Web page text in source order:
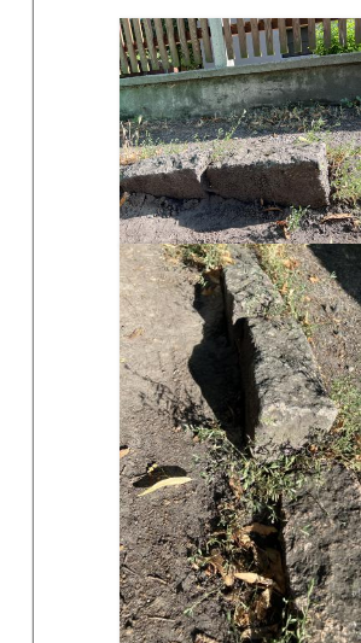
Bilder des Mangels